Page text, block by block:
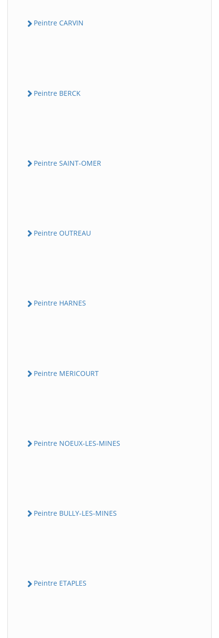
Peintre CARVIN
Peintre BERCK
Peintre SAINT-OMER
Peintre OUTREAU
Peintre HARNES
Peintre MERICOURT
Peintre NOEUX-LES-MINES
Peintre BULLY-LES-MINES
Peintre ETAPLES